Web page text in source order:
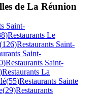
de La Réunion
Saint-
)Restaurants Le
(126)Restaurants Saint-
Saint-
)Restaurants Saint-
)Restaurants La
(55)Restaurants Sainte
(29)Restaurants